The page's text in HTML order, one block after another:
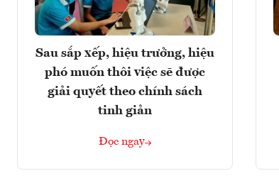
Sau sắp xếp, hiệu trưởng, hiệu
phó muốn thôi việc sẽ được
giải quyết theo chính sách
tinh giản
Đọc ngay